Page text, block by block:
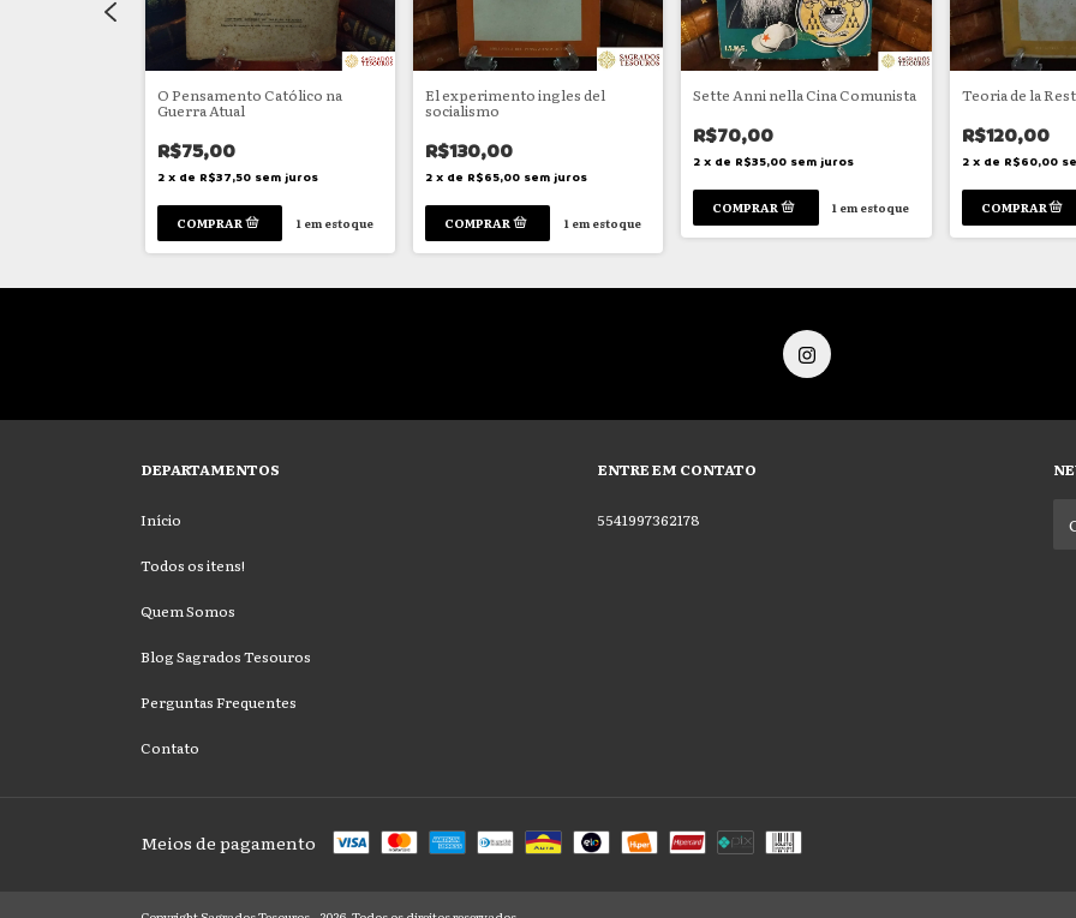
O Pensamento Católico na
Guerra Atual
R$75,00
2 x de R$37,50 sem juros
1em estoque
El experimento ingles del
socialismo
R$130,00
2 x de R$65,00 sem juros
1em estoque
Sette Anni nella Cina Comunista
R$70,00
2 x de R$35,00 sem juros
1 em estoque
Teoria de la
R$120,00
2 x de R$60,00
DEPARTAMENTOS
Início
Todos os itens!
Quem Somos
Blog Sagrados Tesouros
Perguntas Frequentes
Contato
ENTRE EM CONTATO
5541997362178
Meios de pagamento